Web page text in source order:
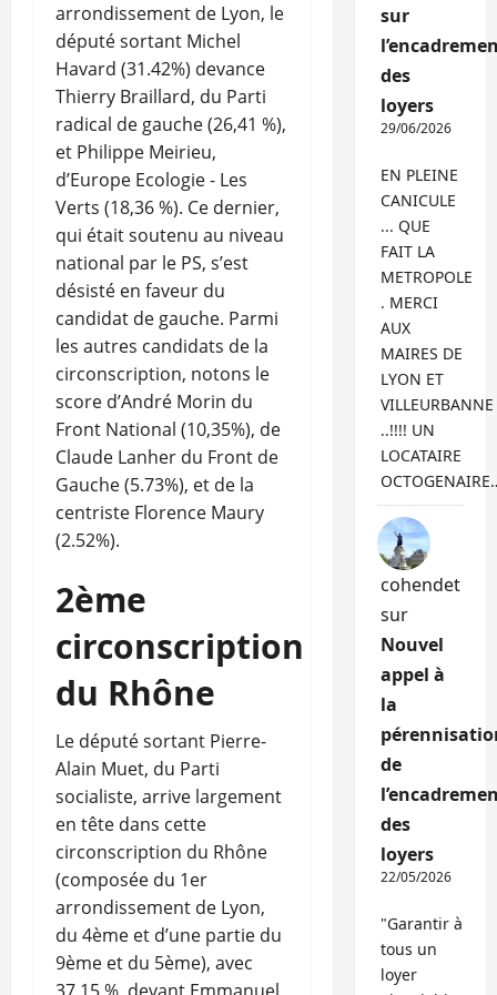
arrondissement de Lyon, le
député sortant Michel
Havard (31.42%) devance
Thierry Braillard, du Parti
radical de gauche (26,41 %),
et Philippe Meirieu,
d’Europe Ecologie - Les
Verts (18,36 %). Ce dernier,
qui était soutenu au niveau
national par le PS, s’est
désisté en faveur du
candidat de gauche. Parmi
les autres candidats de la
circonscription, notons le
score d’André Morin du
Front National (10,35%), de
Claude Lanher du Front de
Gauche (5.73%), et de la
centriste Florence Maury
(2.52%).
2ème
circonscription
du Rhône
Le député sortant Pierre-
Alain Muet, du Parti
socialiste, arrive largement
en tête dans cette
circonscription du Rhône
(composée du 1er
arrondissement de Lyon,
du 4ème et d’une partie du
9ème et du 5ème), avec
sur
des
loyers
29/06/2026
EN PLEINE
CANICULE
... QUE
FAIT LA
METROPOLE
. MERCI
AUX
MAIRES DE
LYON ET
VILLEURBANNE
..!!!! UN
LOCATAIRE
cohendet
sur
Nouvel
appel à
la
de
des
loyers
22/05/2026
"Garantir à
tous un
loyer